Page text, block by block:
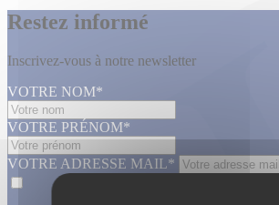
Restez informé
Inscrivez-vous à notre newsletter
VOTRE NOM*
VOTRE PRÉNOM*
VOTRE ADRESSE MAIL*